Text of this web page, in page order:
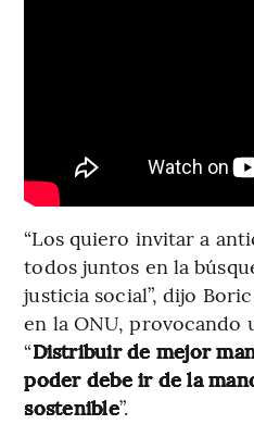
“Los quiero invitar a
todos juntos en la
justicia social”, dijo
en la ONU, provocando
“Distribuir de mejor
poder debe ir de la
sostenible”.